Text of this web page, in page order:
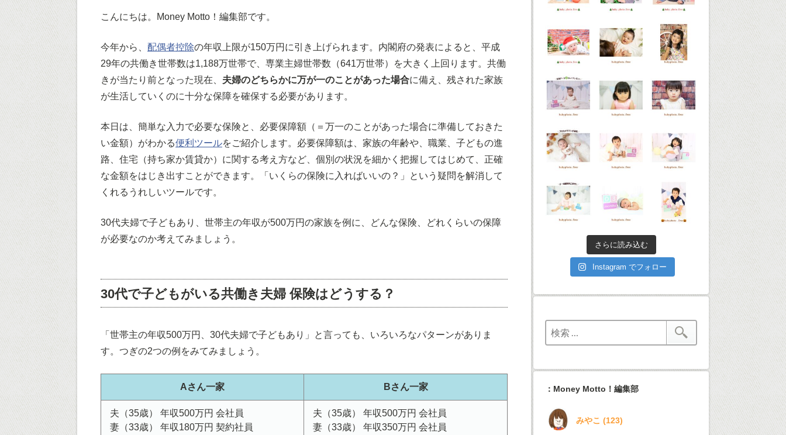
こんにちは。Money Motto！編集部です。
今年から、 配偶者控除の年収上限が150万円に引き上げられます。内閣府の発表によると、平成
29年の共働き世帯数は1,188万世帯で、専業主婦世帯数（641万世帯）を大きく上回ります。共働
きが当たり前となった現在、 夫婦のどちらかに万が一のことがあった場合に備え、残された家族
が生活していくのに十分な保障を確保する必要があります。
本日は、簡単な入力で必要な保険と、必要保障額（＝万一のことがあった場合に準備しておきた
い金額）がわかる便利ツールをご紹介します。必要保障額は、家族の年齢や、職業、子どもの進
路、住宅（持ち家か賃貸か）に関する考え方など、個別の状況を細かく把握してはじめて、正確
な金額をはじき出すことができます。「いくらの保険に入ればいいの？」という疑問を解消して
くれるうれしいツールです。
30代夫婦で子どもあり、世帯主の年収が500万円の家族を例に、どんな保険、どれくらいの保障
が必要なのか考えてみましょう。
30代で子どもがいる共働き夫婦 保険はどうする？
「世帯主の年収500万円、30代夫婦で子どもあり」と言っても、いろいろなパターンがありま
す。つぎの2つの例をみてみましょう。
Aさん一家 Bさん一家
夫（35歳） 年収500万円 会社員
妻（33歳） 年収180万円 契約社員
夫（35歳） 年収500万円 会社員
妻（33歳） 年収350万円 会社員
さらに読み込む
Instagram でフォロー
：Money Motto！編集部
みやこ (123)